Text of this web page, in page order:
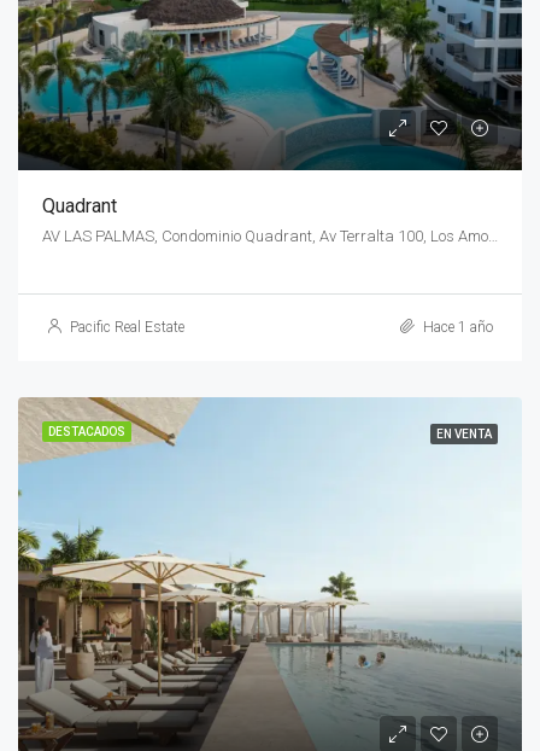
Quadrant
AV LAS PALMAS, Condominio Quadrant, Av Terralta 100, Los Amores, 63732 Bucerías, Nay., México
Pacific Real Estate Hace 1 año
DESTACADOS EN VENTA